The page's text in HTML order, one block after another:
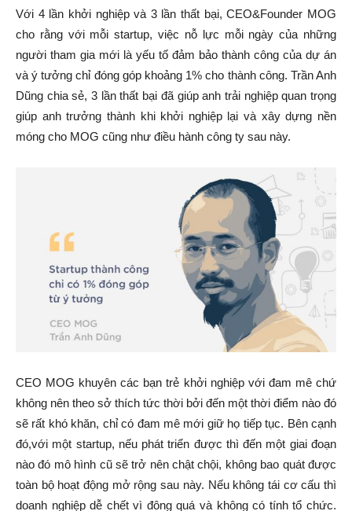
Với 4 lần khởi nghiệp và 3 lần thất bại, CEO&Founder MOG
cho rằng với mỗi startup, việc nỗ lực mỗi ngày của những
người tham gia mới là yếu tố đảm bảo thành công của dự án
và ý tưởng chỉ đóng góp khoảng 1% cho thành công. Trần Anh
Dũng chia sẻ, 3 lần thất bại đã giúp anh trải nghiệp quan trọng
giúp anh trưởng thành khi khởi nghiệp lại và xây dựng nền
móng cho MOG cũng như điều hành công ty sau này.
CEO MOG khuyên các bạn trẻ khởi nghiệp với đam mê chứ
không nên theo sở thích tức thời bởi đến một thời điểm nào đó
sẽ rất khó khăn, chỉ có đam mê mới giữ họ tiếp tục. Bên cạnh
đó,với một startup, nếu phát triển được thì đến một giai đoạn
nào đó mô hình cũ sẽ trở nên chật chội, không bao quát được
toàn bộ hoạt động mở rộng sau này. Nếu không tái cơ cấu thì
doanh nghiệp dễ chết vì đông quá và không có tính tổ chức.